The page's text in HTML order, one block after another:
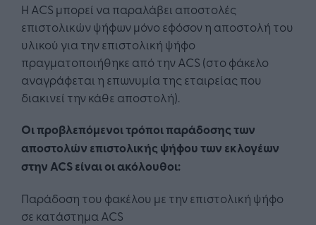
Η ACS μπορεί να παραλάβει αποστολές
επιστολικών ψήφων μόνο εφόσον η αποστολή του
υλικού για την επιστολική ψήφο
πραγματοποιήθηκε από την ACS (στο φάκελο
αναγράφεται η επωνυμία της εταιρείας που
διακινεί την κάθε αποστολή).
Οι προβλεπόμενοι τρόποι παράδοσης των
αποστολών επιστολικής ψήφου των εκλογέων
στην ACS είναι οι ακόλουθοι:
Παράδοση του φακέλου με την επιστολική ψήφο
σε κατάστημα ACS